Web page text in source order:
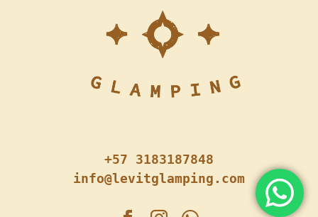
+57 3183187848
info@levitglamping.com